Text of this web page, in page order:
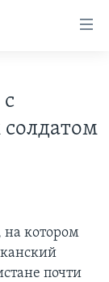
на котором
почти